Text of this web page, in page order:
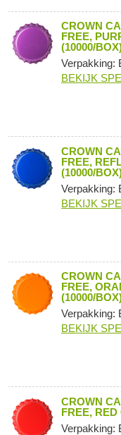
CROWN
FREE,
(10000/
Verpakking:
BEKIJK
CROWN
FREE,
(10000/
Verpakking:
BEKIJK
CROWN
FREE,
(10000/
Verpakking:
BEKIJK
CROWN
FREE, RED
Verpakking: